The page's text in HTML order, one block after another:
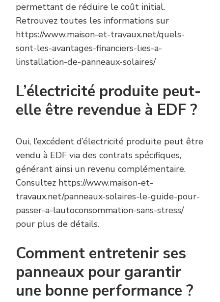
permettant de réduire le coût initial.
Retrouvez toutes les informations sur
https://www.maison-et-travaux.net/quels-
sont-les-avantages-financiers-lies-a-
linstallation-de-panneaux-solaires/
L’électricité produite peut-
elle être revendue à EDF ?
Oui, l’excédent d’électricité produite peut être
vendu à EDF via des contrats spécifiques,
générant ainsi un revenu complémentaire.
Consultez https://www.maison-et-
travaux.net/panneaux-solaires-le-guide-pour-
passer-a-lautoconsommation-sans-stress/
pour plus de détails.
Comment entretenir ses
panneaux pour garantir
une bonne performance ?